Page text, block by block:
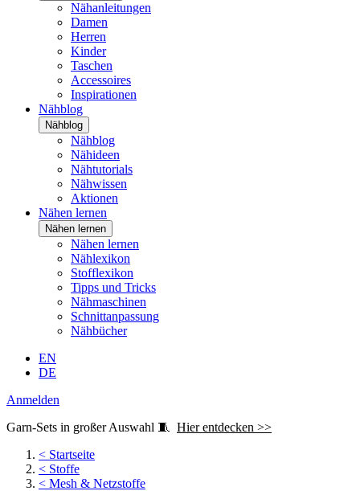
Nähanleitungen
Damen
Herren
Kinder
Taschen
Accessoires
Inspirationen
Nähblog
Nähblog
Nähblog
Nähideen
Nähtutorials
Nähwissen
Aktionen
Nähen lernen
Nähen lernen
Nähen lernen
Nählexikon
Stofflexikon
Tipps und Tricks
Nähmaschinen
Schnittanpassung
Nähbücher
EN
DE
Anmelden
Garn-Sets in großer Auswahl 🧵 Hier entdecken >>
< Startseite
< Stoffe
< Mesh & Netzstoffe